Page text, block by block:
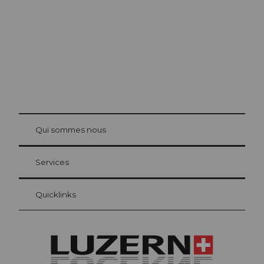
Carte d’hôte Lucerne
Vos avantages en tant qu'hôte pour la nuit
at Bre
Qui sommes nous
Services
Quicklinks